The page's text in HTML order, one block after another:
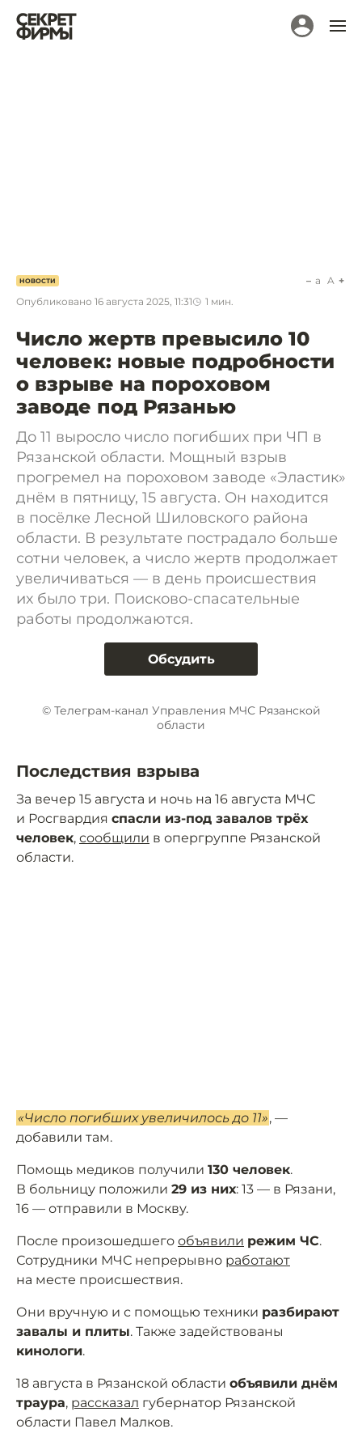
НОВОСТИ
Опубликовано 16 августа 2025, 11:31 1 мин.
a A
Число жертв превысило 10
человек: новые подробности
о взрыве на пороховом
заводе под Рязанью
До 11 выросло число погибших при ЧП в
Рязанской области. Мощный взрыв
прогремел на пороховом заводе «Эластик»
днём в пятницу, 15 августа. Он находится
в посёлке Лесной Шиловского района
области. В результате пострадало больше
сотни человек, а число жертв продолжает
увеличиваться — в день происшествия
их было три. Поисково-спасательные
работы продолжаются.
Обсудить
© Телеграм-канал Управления МЧС Рязанской
области
Последствия взрыва
За вечер 15 августа и ночь на 16 августа МЧС
и Росгвардия спасли из-под завалов трёх
человек, сообщили в опергруппе Рязанской
области.
«Число погибших увеличилось до 11», —
добавили там.
Помощь медиков получили 130 человек.
В больницу положили 29 из них: 13 — в Рязани,
16 — отправили в Москву.
После произошедшего объявили режим ЧС.
Сотрудники МЧС непрерывно работают
на месте происшествия.
Они вручную и с помощью техники разбирают
завалы и плиты. Также задействованы
кинологи.
18 августа в Рязанской области объявили днём
траура, рассказал губернатор Рязанской
области Павел Малков.